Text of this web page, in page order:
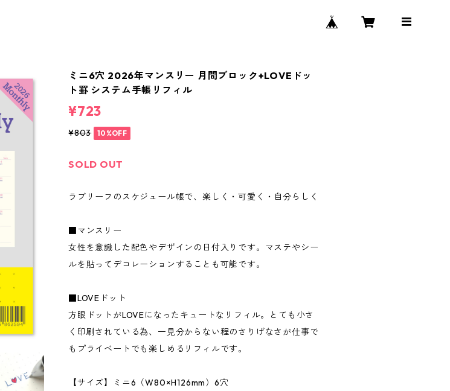
ミニ6穴 2026年マンスリー 月間ブロック+LOVEドッ
ト罫 システム手帳リフィル
¥723
¥803 10%OFF
SOLD OUT
ラブリーフのスケジュール帳で、楽しく・可愛く・自分らしく
■マンスリー
女性を意識した配色やデザインの日付入りです。マステやシー
ルを貼ってデコレーションすることも可能です。
■LOVEドット
方眼ドットがLOVEになったキュートなリフィル。とても小さ
く印刷されている為、一見分からない程のさりげなさが仕事で
もプライベートでも楽しめるリフィルです。
【サイズ】ミニ6（W80×H126mm）6穴